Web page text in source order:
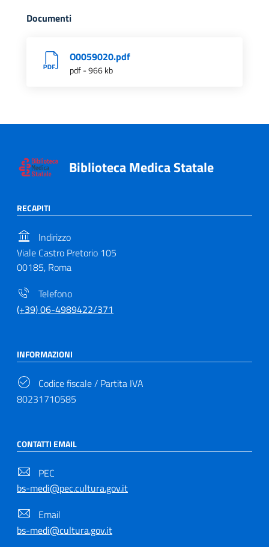
Documenti
O0059020.pdf
pdf - 966 kb
Biblioteca Medica Statale
RECAPITI
Indirizzo
Viale Castro Pretorio 105
00185, Roma
Telefono
(+39) 06-4989422/371
INFORMAZIONI
Codice fiscale / Partita IVA
80231710585
CONTATTI EMAIL
PEC
bs-medi@pec.cultura.gov.it
Email
bs-medi@cultura.gov.it